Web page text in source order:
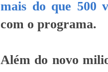
mais do que 500
com o programa.
Além do novo